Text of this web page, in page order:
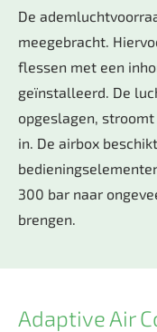
De
meegebracht.
flessen met een
geïnstalleerd. De
opgeslagen,
in. De airbox
300 bar naar
brengen.
Adaptive Air